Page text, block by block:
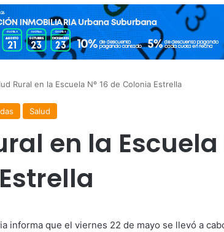
Rural en la Escuela Nº 16 de Colonia Estrella
Salud
en la Escuela
informa que el viernes 22 de mayo se llevó a